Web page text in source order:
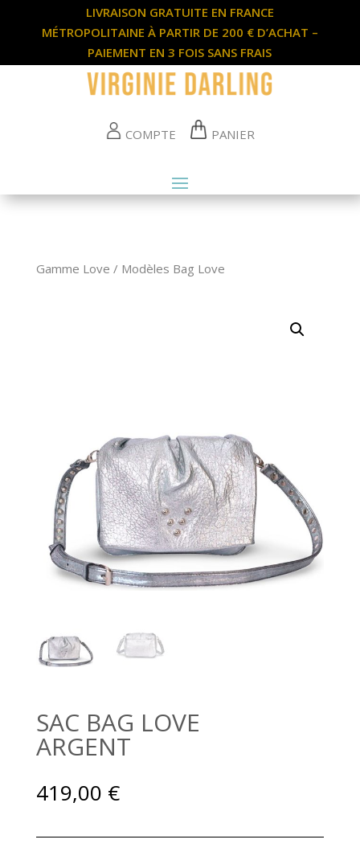
LIVRAISON GRATUITE EN FRANCE
MÉTROPOLITAINE À PARTIR DE 200 € D’ACHAT –
PAIEMENT EN 3 FOIS SANS FRAIS
COMPTE PANIER
Gamme Love / Modèles Bag Love
SAC BAG LOVE
ARGENT
419,00 €